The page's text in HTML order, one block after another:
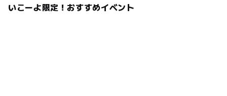
いこーよ限定！おすすめイベント